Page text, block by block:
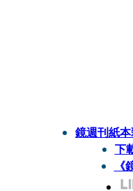
鏡週刊紙
下